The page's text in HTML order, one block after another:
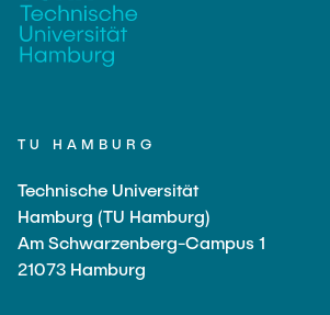
TU HAMBURG
Technische Universität
Hamburg (TU Hamburg)
Am Schwarzenberg-Campus 1
21073 Hamburg